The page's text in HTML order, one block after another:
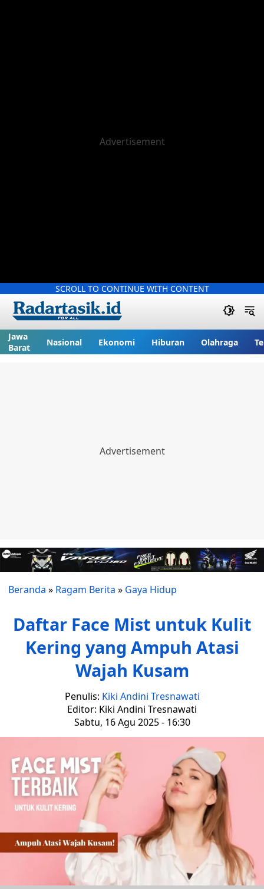
SCROLL TO CONTINUE WITH CONTENT
Jawa
Barat
Nasional Ekonomi Hiburan Olahraga
Beranda » Ragam Berita » Gaya Hidup
Daftar Face Mist untuk Kulit
Kering yang Ampuh Atasi
Wajah Kusam
Penulis: Kiki Andini Tresnawati
Editor: Kiki Andini Tresnawati
Sabtu, 16 Agu 2025 - 16:30